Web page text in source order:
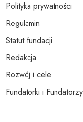
Polityka prywatności
Regulamin
Statut fundacji
Redakcja
Rozwój i cele
Fundatorki i Fundatorzy